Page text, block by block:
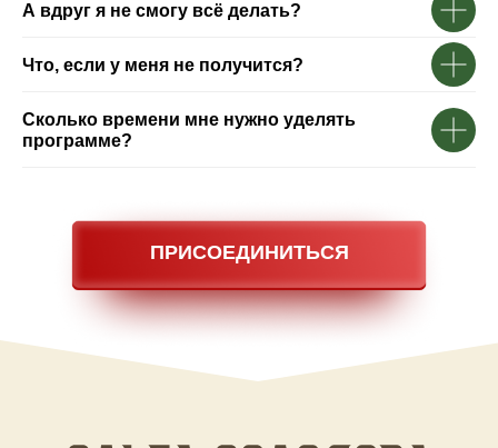
А вдруг я не смогу всё делать?
Что, если у меня не получится?
Сколько времени мне нужно уделять
программе?
ПРИСОЕДИНИТЬСЯ